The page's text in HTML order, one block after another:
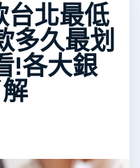
台北最低
多久最划
!各大銀